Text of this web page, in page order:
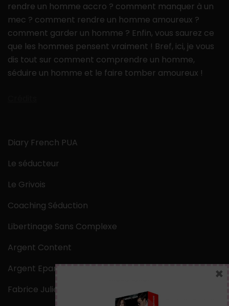
rendre un homme accro ? comment manquer à un
mec ? comment rendre un homme amoureux ?
comment garder un homme ? Enfin, vous saurez ce
que les hommes pensent vraiment ! Bref, ici, je vous
dis tout sur comment comprendre un homme,
séduire un homme et le faire tomber amoureux !
Diary French PUA
Le séducteur
Le Grivois
Coaching Séduction
Libertinage Sans Complexe
Argent Content
Argent Epargne
Fabrice Julien
×